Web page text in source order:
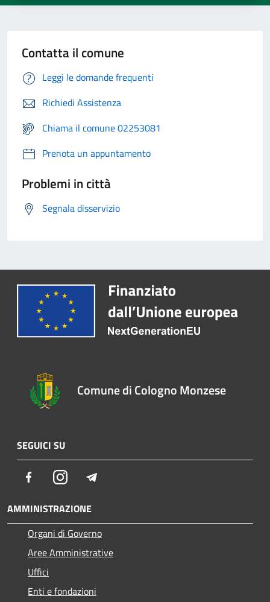
Contatta il comune
Leggi le domande frequenti
Richiedi Assistenza
Chiama il comune 02253081
Prenota un appuntamento
Problemi in città
Segnala disservizio
Comune di Cologno Monzese
SEGUICI SU
FacebookInstagram
AMMINISTRAZIONE
Organi di Governo
Aree Amministrative
Uffici
Enti e fondazioni